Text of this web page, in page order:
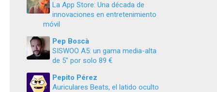
La App Store: Una década de
innovaciones en entretenimiento
móvil
Pep Boscà
SISWOO A5: un gama media-alta
de 5″ por solo 89 €
Pepito Pérez
Auriculares Beats, el latido oculto